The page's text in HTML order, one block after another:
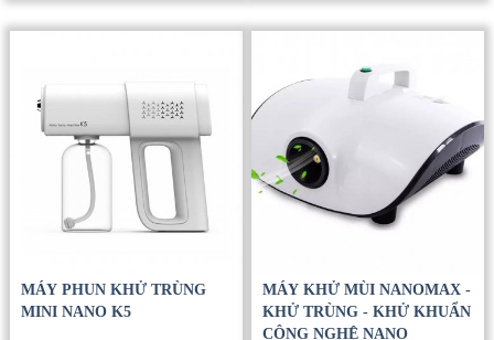
MÁY PHUN KHỬ TRÙNG
MINI NANO K5
MÁY KHỬ MÙI NANOMAX -
KHỬ TRÙNG - KHỬ KHUẨN
CÔNG NGHỆ NANO